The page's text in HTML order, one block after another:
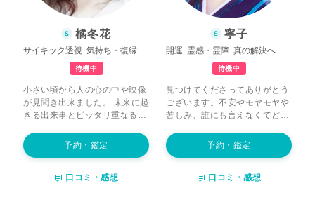
み出せるよう、お手伝いをさせ
ていただけたら幸いです。 どう
ぞお気軽にご相談ください。
べてが必要な出来事だったので
ご自身を理解していくこと
が、心をとても軽くして
るきっかけは、これからもきっ
といくつも訪れます。 このお電
なれたら嬉しいです。
橘冬花
サイキック透視 気持ち・復縁 的確で分かりやすい
待機中
小さい頃から人の心の中や映像
が見聞き出来ました。 未来に起
きる出来事とピッタリ重なるこ
き来してることに気付き、 色々
な方との出逢いの中で、自分の
予約・鑑定
口コミ・感想
寧子
開運 霊感・霊障 真の解決へと導く
待機中
見つけてくださってありがとう
ございます。不安やモヤモヤや
苦しみ、誰にも言えなくてどう
らはどれもたったひとつの小さ
な気づきでご自身の力で解決し
あります。「ご自身の問題をご
予約・鑑定
口コミ・感想